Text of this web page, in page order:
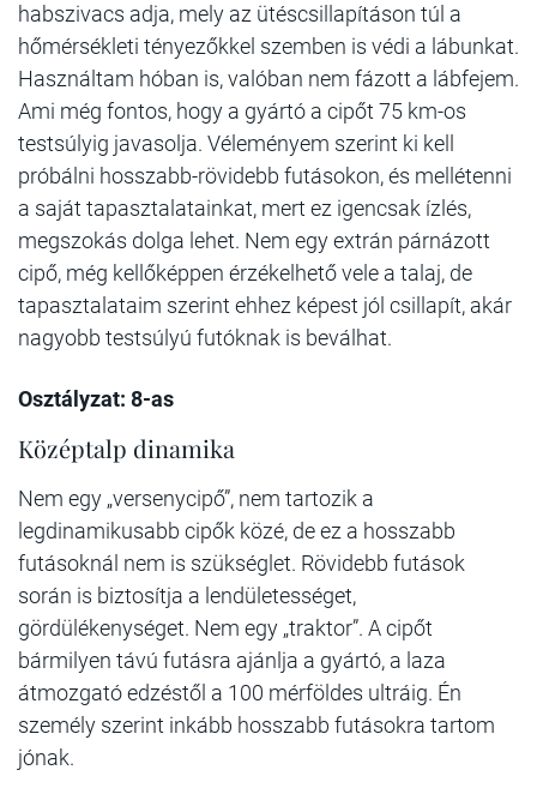
habszivacs adja, mely az ütéscsillapításon túl a
hőmérsékleti tényezőkkel szemben is védi a lábunkat.
Használtam hóban is, valóban nem fázott a lábfejem.
Ami még fontos, hogy a gyártó a cipőt 75 km-os
testsúlyig javasolja. Véleményem szerint ki kell
próbálni hosszabb-rövidebb futásokon, és mellétenni
a saját tapasztalatainkat, mert ez igencsak ízlés,
megszokás dolga lehet. Nem egy extrán párnázott
cipő, még kellőképpen érzékelhető vele a talaj, de
tapasztalataim szerint ehhez képest jól csillapít, akár
nagyobb testsúlyú futóknak is beválhat.
Osztályzat: 8-as
Középtalp dinamika
Nem egy „versenycipő”, nem tartozik a
legdinamikusabb cipők közé, de ez a hosszabb
futásoknál nem is szükséglet. Rövidebb futások
során is biztosítja a lendületességet,
gördülékenységet. Nem egy „traktor”. A cipőt
bármilyen távú futásra ajánlja a gyártó, a laza
átmozgató edzéstől a 100 mérföldes ultráig. Én
személy szerint inkább hosszabb futásokra tartom
jónak.